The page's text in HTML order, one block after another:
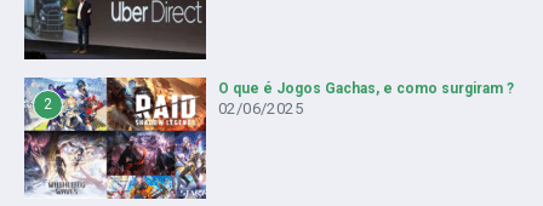
2
O que é Jogos Gachas, e como surgiram ?
02/06/2025